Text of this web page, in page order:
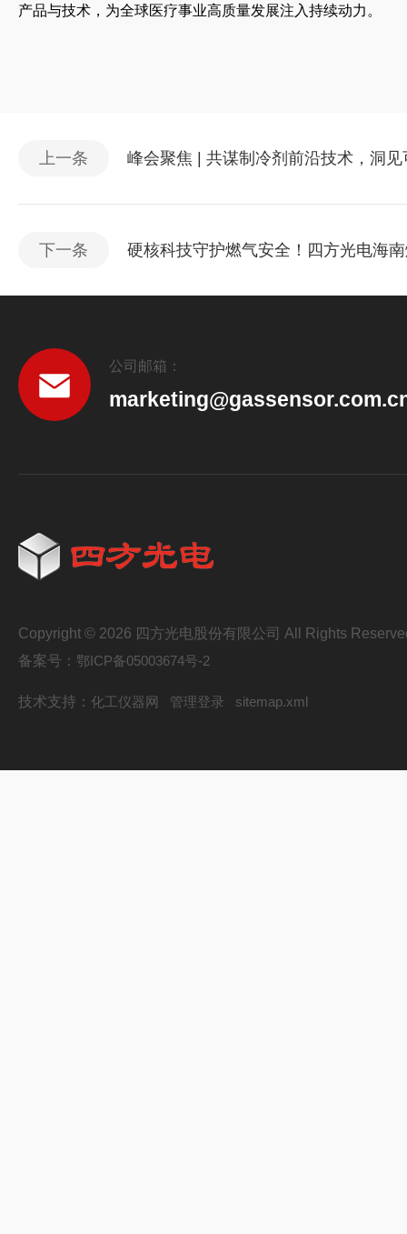
产品与技术，为全球医疗事业高质量发展注入持续动力。
上一条 峰会聚焦 | 共谋制冷剂前沿技术，洞
下一条 硬核科技守护燃气安全！四方光电海
公司邮箱：
Copyright © 2026 四方光电股份有限公司 All Rights
备案号： 鄂ICP备05003674号-2
技术支持： 化工仪器网 管理登录 sitemap.xml